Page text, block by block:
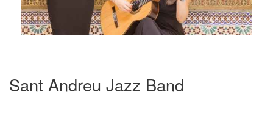
Sant Andreu Jazz Band